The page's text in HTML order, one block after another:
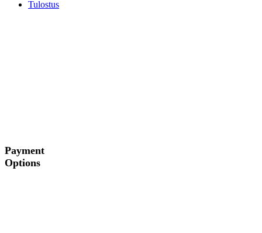
Tulostus
Payment
Options